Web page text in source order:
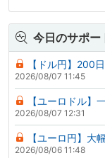
今日のサポー
【ドル円】200
2026/08/07 11:45
【ユーロドル】
2026/08/07 12:31
【ユーロ円】大
2026/08/06 11:48